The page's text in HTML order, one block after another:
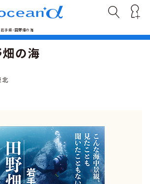
岩手県・田野畑の海
畑の海
北